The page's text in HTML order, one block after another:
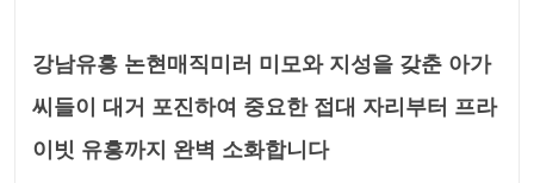
강남유흥 논현매직미러 미모와 지성을 갖춘 아가
씨들이 대거 포진하여 중요한 접대 자리부터 프라
이빗 유흥까지 완벽 소화합니다